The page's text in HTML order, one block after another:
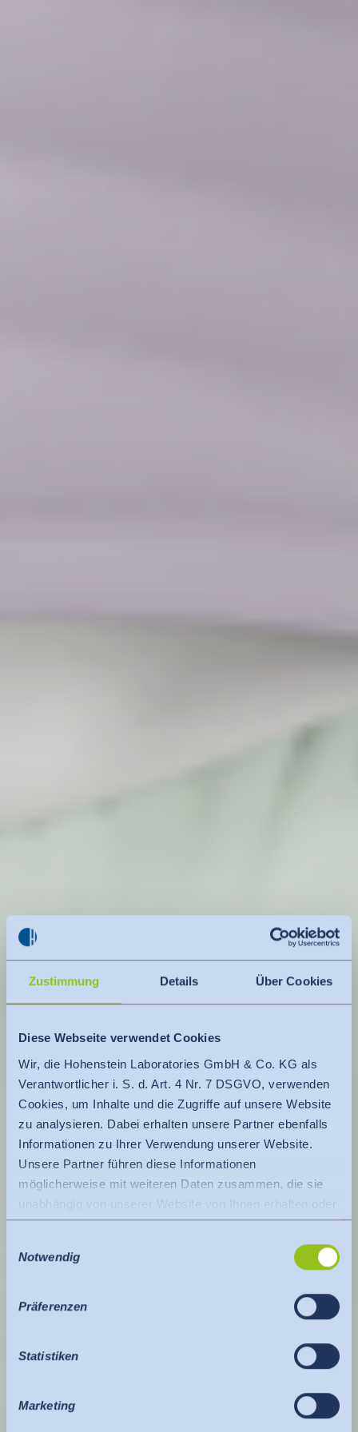
Zustimmung Details Über Cookies
Diese Webseite verwendet Cookies
Wir, die Hohenstein Laboratories GmbH & Co. KG als
Verantwortlicher i. S. d. Art. 4 Nr. 7 DSGVO, verwenden
Cookies, um Inhalte und die Zugriffe auf unsere Website
zu analysieren. Dabei erhalten unsere Partner ebenfalls
Informationen zu Ihrer Verwendung unserer Website.
Unsere Partner führen diese Informationen
möglicherweise mit weiteren Daten zusammen, die sie
unabhängig von unserer Website von Ihnen erhalten oder
gesammelt haben.
Es findet eine Datenübermittlung an ein Drittland oder
eine internationale Organisation statt. Berücksichtigt
Kommission. Dieser besagt, dass es sich um ein
Schutzniveau bietet.
existiert ein Angemessenheitsbeschluss der EU-
Kommission (Data Privacy Framework), welches die
Notwendig
Präferenzen
Statistiken
Marketing